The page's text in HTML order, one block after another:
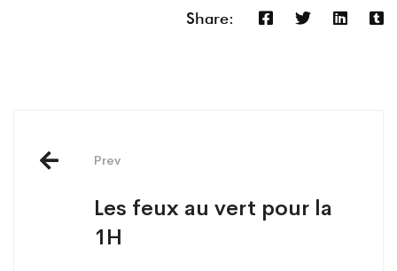
Share:
navigation
Prev
Les feux au vert pour la
1H